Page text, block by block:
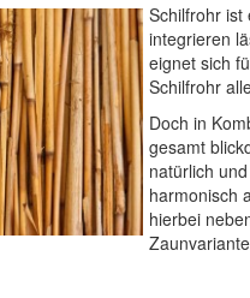
Schilfrohr ist
integrieren
eignet sich
Schilfrohr
Doch in
gesamt
natürlich
harmonisch
hierbei